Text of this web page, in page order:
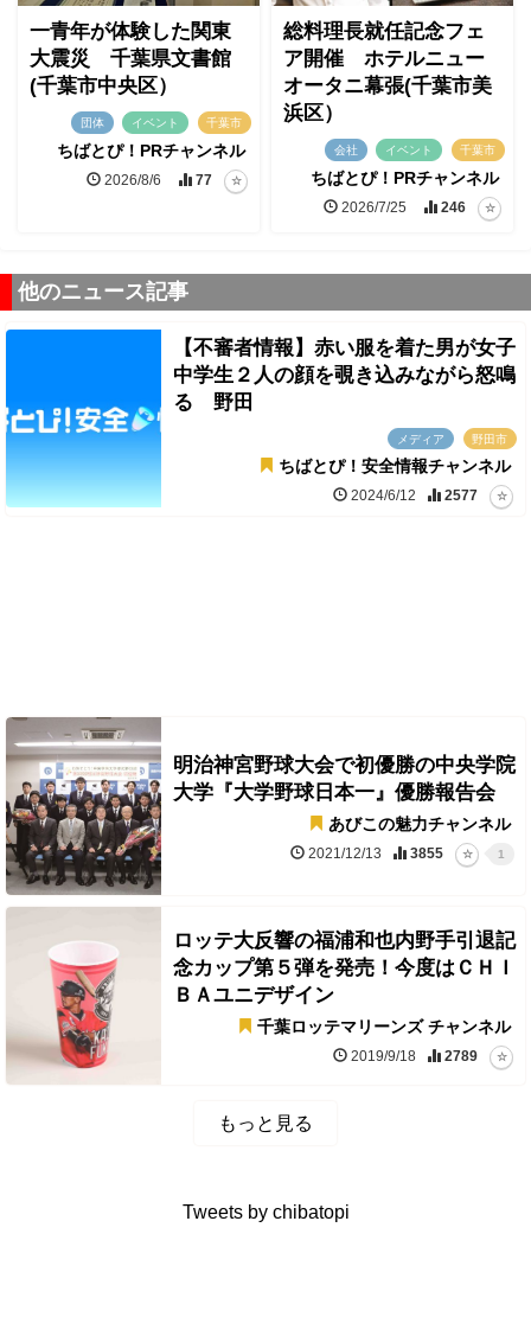
一青年が体験した関東
大震災 千葉県文書館
(千葉市中央区）
団体 イベント 千葉市
ちばとぴ！PRチャンネル
2026/8/6 77
総料理長就任記念フェ
ア開催 ホテルニュー
オータニ幕張(千葉市美
浜区）
会社 イベント 千葉市
ちばとぴ！PRチャンネル
2026/7/25 246
他のニュース記事
【不審者情報】赤い服を着た男が女子
中学生２人の顔を覗き込みながら怒鳴
る 野田
メディア 野田市
ちばとぴ！安全情報チャンネル
2024/6/12 2577
明治神宮野球大会で初優勝の中央学院
大学『大学野球日本一』優勝報告会
あびこの魅力チャンネル
2021/12/13 3855 1
ロッテ大反響の福浦和也内野手引退記
念カップ第５弾を発売！今度はＣＨＩ
ＢＡユニデザイン
千葉ロッテマリーンズ チャンネル
2019/9/18 2789
もっと見る
Tweets by chibatopi